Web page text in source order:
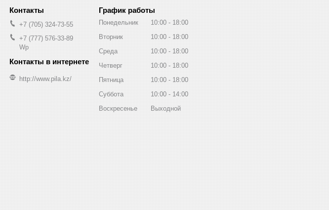
+7 (705) 324-73-55
+7 (777) 576-33-89
Wp
http://www.pila.kz/
График работы
Понедельник 10:00
18:00
Вторник
10:00
18:00
Среда
10:00
18:00
Четверг
10:00
18:00
Пятница
10:00
18:00
Суббота
10:00
14:00
Воскресенье
Выходной